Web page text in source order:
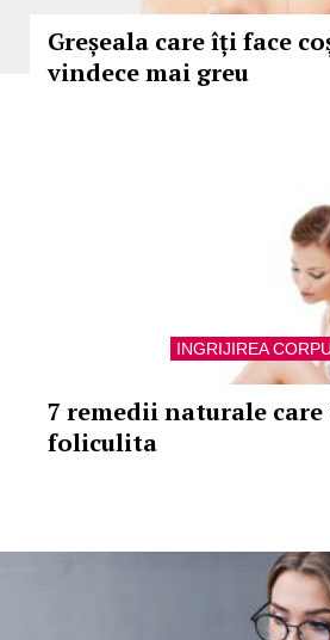
Greșeala care îți face
vindece mai greu
INGRIJIREA
7 remedii naturale
foliculita